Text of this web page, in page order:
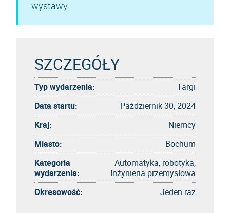
wystawy.
SZCZEGÓŁY
Typ wydarzenia:
Targi
Data startu:
Październik 30, 2024
Kraj:
Niemcy
Miasto:
Bochum
Kategoria
wydarzenia:
Automatyka, robotyka,
Inżynieria przemysłowa
Okresowość:
Jeden raz